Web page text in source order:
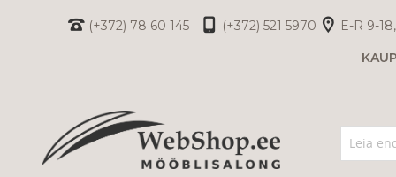
(+372) 78 60 145 (+372) 521 5970
E-R 9-